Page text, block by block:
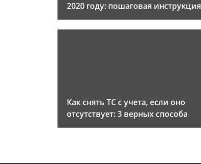
2020 году: пошаговая инструкция
Как снять ТС с учета, если оно
отсутствует: 3 верных способа